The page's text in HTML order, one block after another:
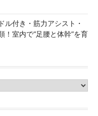
ル付き・筋力アシスト・
！室内で“足腰と体幹”を育